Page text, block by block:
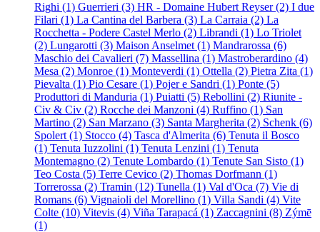
Righi (1) Guerrieri (3) HR - Domaine Hubert Reyser (2) I due
Filari (1) La Cantina del Barbera (3) La Carraia (2) La
Rocchetta - Podere Castel Merlo (2) Librandi (1) Lo Triolet
(2) Lungarotti (3) Maison Anselmet (1) Mandrarossa (6)
Maschio dei Cavalieri (7) Massellina (1) Mastroberardino (4)
Mesa (2) Monroe (1) Monteverdi (1) Ottella (2) Pietra Zita (1)
Pievalta (1) Pio Cesare (1) Pojer e Sandri (1) Ponte (5)
Produttori di Manduria (1) Puiatti (5) Rebollini (2) Riunite -
Civ & Civ (2) Rocche dei Manzoni (4) Ruffino (1) San
Martino (2) San Marzano (3) Santa Margherita (2) Schenk (6)
Spolert (1) Stocco (4) Tasca d'Almerita (6) Tenuta il Bosco
(1) Tenuta Iuzzolini (1) Tenuta Lenzini (1) Tenuta
Montemagno (2) Tenute Lombardo (1) Tenute San Sisto (1)
Teo Costa (5) Terre Cevico (2) Thomas Dorfmann (1)
Torrerossa (2) Tramin (12) Tunella (1) Val d'Oca (7) Vie di
Romans (6) Vignaioli del Morellino (1) Villa Sandi (4) Vite
Colte (10) Vitevis (4) Viña Tarapacá (1) Zaccagnini (8) Zýmē
(1)